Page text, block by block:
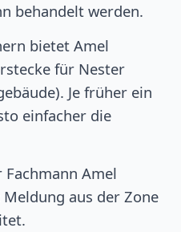
behandelt werden.
bietet Amel
für Nester
Je früher ein
einfacher die
Fachmann Amel
aus der Zone